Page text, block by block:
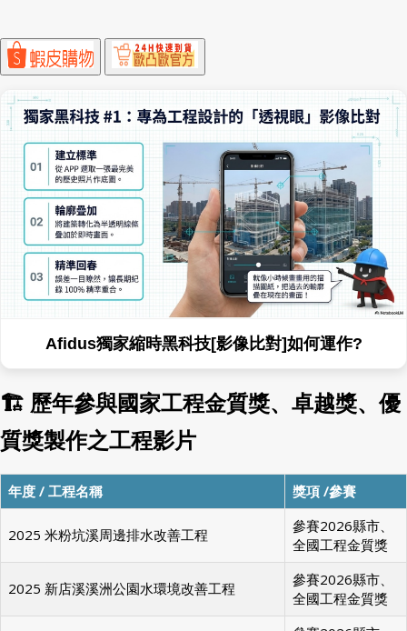
Afidus獨家縮時黑科技[無線免爬梯]Wi-Fi喚醒如何
運作?
🏗 歷年參與國家工程金質獎、卓越獎、優
質獎製作之工程影片
年度 / 工程名稱 獎項 /參賽
參賽2026縣市、
全國工程金質獎
參賽2026縣市、
全國工程金質獎